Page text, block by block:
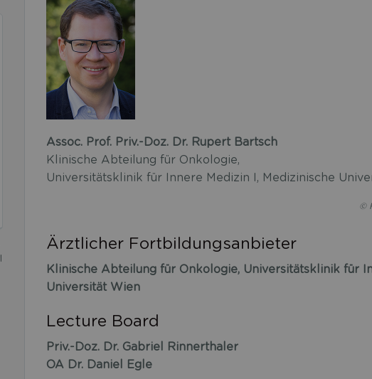
Assoc. Prof. Priv.-Doz. Dr. Rupert Bartsch
Klinische Abteilung für Onkologie,
Universitätsklinik für Innere Medizin I, Medizinische
©
Ärztlicher Fortbildungsanbieter
Klinische Abteilung für Onkologie, Universitätsklinik für
Universität Wien
Lecture Board
Priv.-Doz. Dr. Gabriel Rinnerthaler
OA Dr. Daniel Egle